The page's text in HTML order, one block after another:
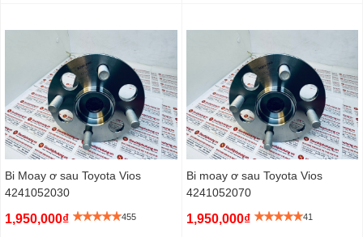
Bi Moay ơ sau Toyota Vios
4241052030
1,950,000₫ 455
Bi moay ơ sau Toyota Vios
4241052070
1,950,000₫ 41